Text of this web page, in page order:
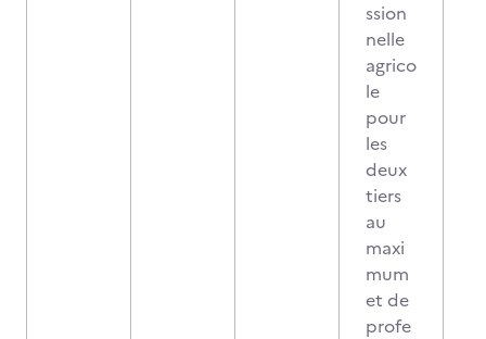
ssion
nelle
agrico
le
pour
les
deux
tiers
au
maxi
mum
et de
profe